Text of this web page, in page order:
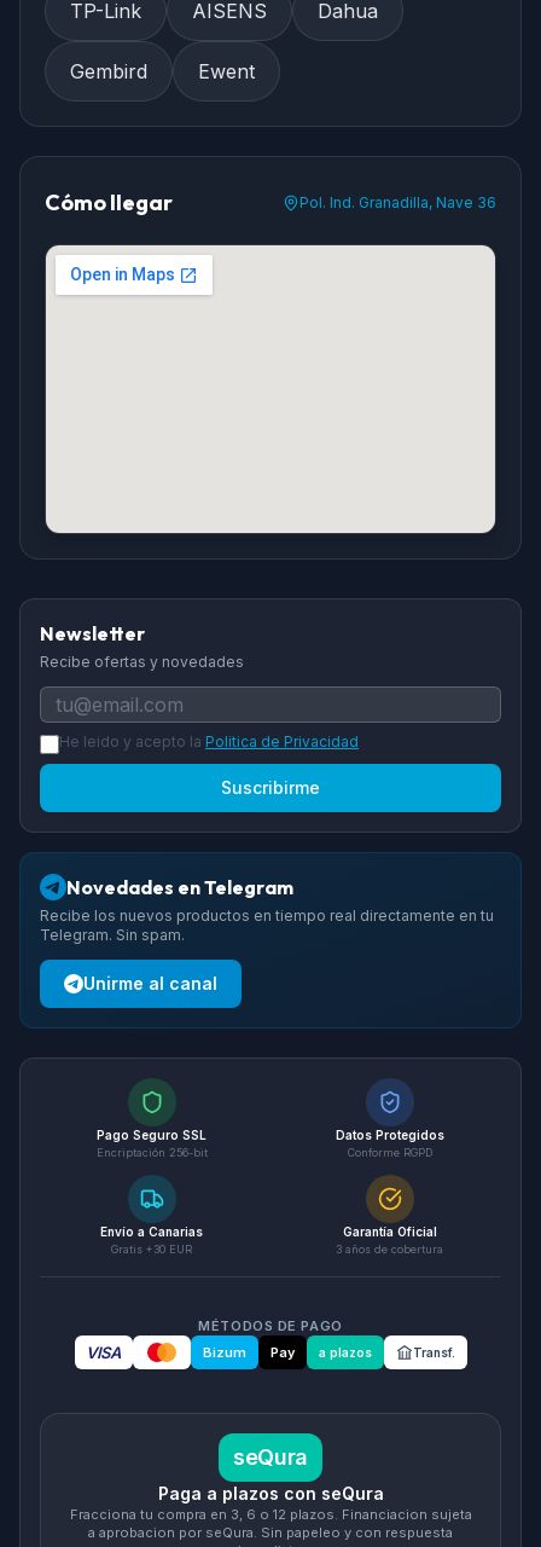
TP-Link AISENS Dahua
Gembird Ewent
Cómo llegar Pol. Ind. Granadilla, Nave 36
Newsletter
Recibe ofertas y novedades
He leido y acepto la Politica de Privacidad
Suscribirme
Novedades en Telegram
Recibe los nuevos productos en tiempo real directamente en tu
Telegram. Sin spam.
Unirme al canal
Pago Seguro SSL
Encriptación 256-bit
Datos Protegidos
Conforme RGPD
Envío a Canarias
Gratis +30 EUR
Garantía Oficial
3 años de cobertura
MÉTODOS DE PAGO
VISA Bizum Pay a plazos Transf.
seQura
Paga a plazos con seQura
Fracciona tu compra en 3, 6 o 12 plazos. Financiacion sujeta
a aprobacion por seQura. Sin papeleo y con respuesta